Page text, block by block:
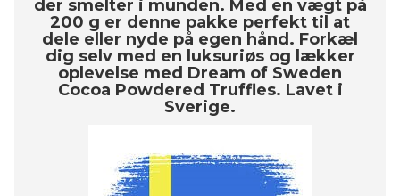
der smelter i munden. Med en vægt på
200 g er denne pakke perfekt til at
dele eller nyde på egen hånd. Forkæl
dig selv med en luksuriøs og lækker
oplevelse med Dream of Sweden
Cocoa Powdered Truffles. Lavet i
Sverige.